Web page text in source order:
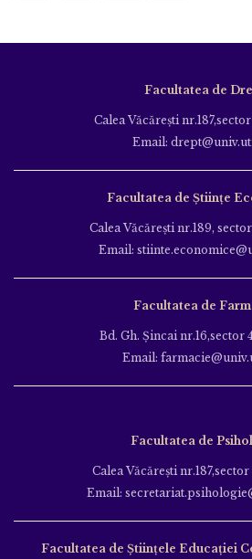
Facultatea de
Calea Văcăreşti
Email:
Facultatea de Științe
Calea Văcăreşti nr.189,
Email:
Facultatea de
Bd. Gh. Şincai nr.16,sector
Email:
Facultatea de
Calea Văcăreşti
Email:
Facultatea de Ştiinţele Educației